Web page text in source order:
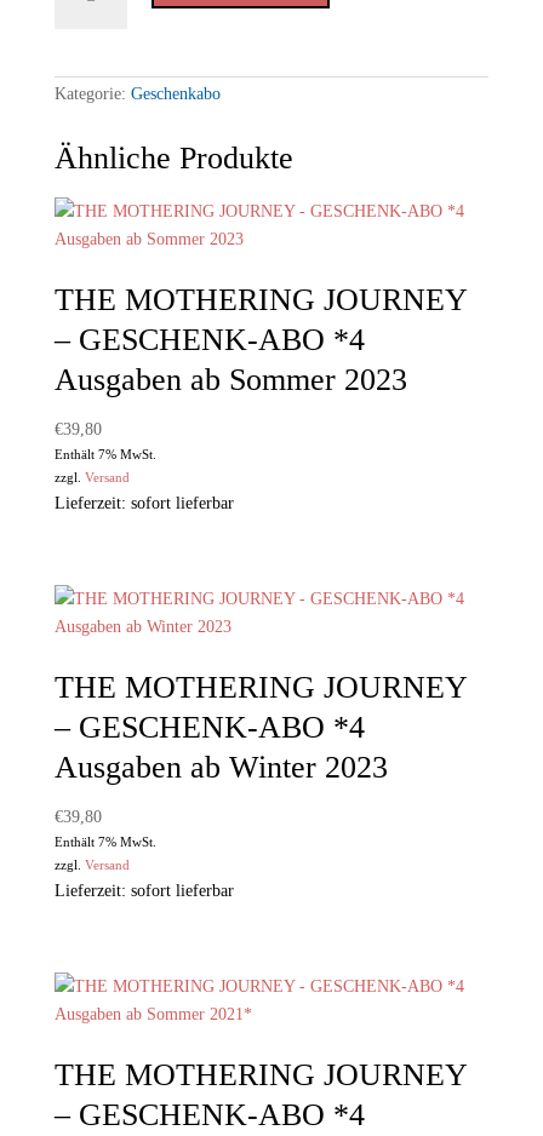
*4
Ausgaben
Herbst
2023
Kategorie: Geschenkabo
Ähnliche Produkte
THE MOTHERING JOURNEY
– GESCHENK-ABO *4
Ausgaben ab Sommer 2023
€39,80
Enthält 7% MwSt.
zzgl. Versand
Lieferzeit: sofort lieferbar
THE MOTHERING JOURNEY
– GESCHENK-ABO *4
Ausgaben ab Winter 2023
€39,80
Enthält 7% MwSt.
zzgl. Versand
Lieferzeit: sofort lieferbar
THE MOTHERING JOURNEY
– GESCHENK-ABO *4